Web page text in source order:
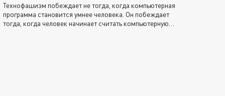
Технофашизм побеждает не тогда, когда компьютерная
программа становится умнее человека. Он побеждает
тогда, когда человек начинает считать компьютерную